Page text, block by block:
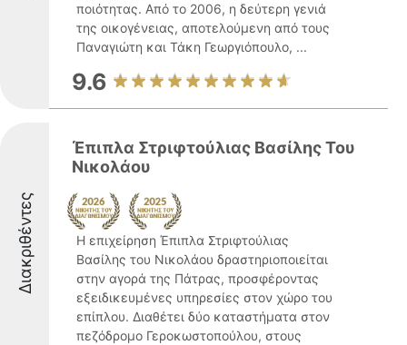
ποιότητας. Από το 2006, η δεύτερη γενιά
της οικογένειας, αποτελούμενη από τους
Παναγιώτη και Τάκη Γεωργιόπουλο, ...
9.6
Διακριθέντες
Έπιπλα Στριφτούλιας Βασίλης Του
Νικολάου
Η επιχείρηση Έπιπλα Στριφτούλιας
Βασίλης του Νικολάου δραστηριοποιείται
στην αγορά της Πάτρας, προσφέροντας
εξειδικευμένες υπηρεσίες στον χώρο του
επίπλου. Διαθέτει δύο καταστήματα στον
πεζόδρομο Γεροκωστοπούλου, στους